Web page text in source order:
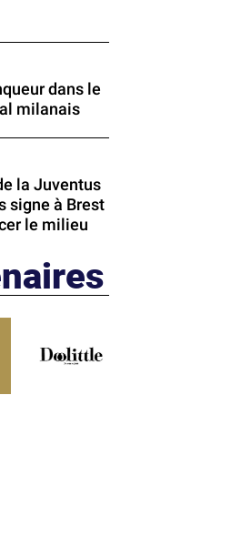
dans le
milanais
la Juventus
signe à Brest
le milieu